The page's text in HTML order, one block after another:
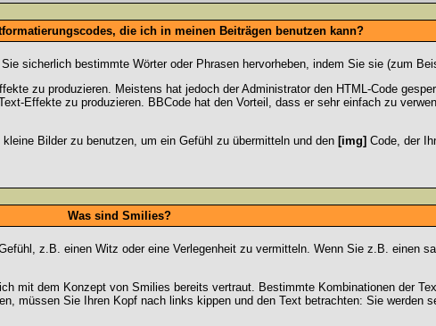
die ich in meinen Beiträgen benutzen kann?
sicherlich bestimmte Wörter oder Phrasen hervorheben, indem Sie sie (zum
zu produzieren. Meistens hat jedoch der Administrator den HTML-Code
Effekte zu produzieren. BBCode hat den Vorteil, dass er sehr einfach zu
Bilder zu benutzen, um ein Gefühl zu übermitteln und den [img] Code, der
Was sind Smilies?
z.B. einen Witz oder eine Verlegenheit zu vermitteln. Wenn Sie z.B. einen
mit dem Konzept von Smilies bereits vertraut. Bestimmte Kombinationen der
müssen Sie Ihren Kopf nach links kippen und den Text betrachten: Sie werden